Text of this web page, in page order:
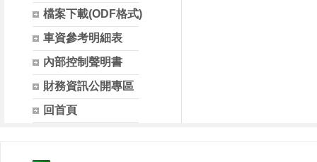
檔案下載(ODF格式)
車資參考明細表
內部控制聲明書
財務資訊公開專區
回首頁